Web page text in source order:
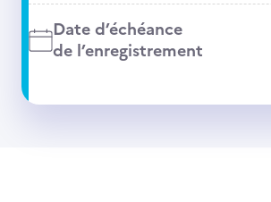
Date d’échéance
de l’enregistrement